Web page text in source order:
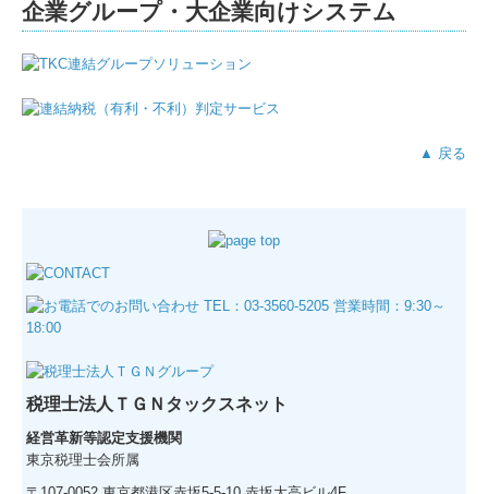
企業グループ・大企業向けシステム
▲ 戻る
税理士法人ＴＧＮタックスネット
経営革新等認定支援機関
東京税理士会所属